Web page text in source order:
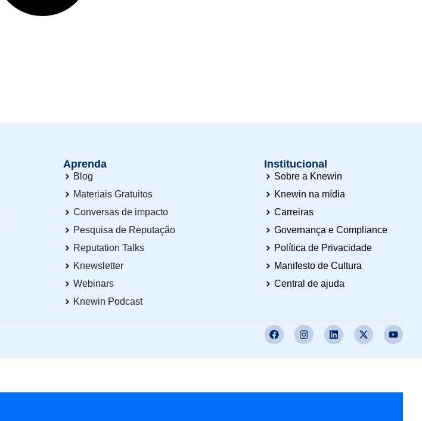
Aprenda
Blog
Materiais Gratuitos
Conversas de impacto
Pesquisa de Reputação
Reputation Talks
Knewsletter
Webinars
Knewin Podcast
Institucional
Sobre a Knewin
Knewin na mídia
Carreiras
Governança e Compliance
Política de Privacidade
Manifesto de Cultura
Central de ajuda